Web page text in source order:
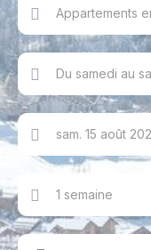
Appartements
Du samedi au
sam. 15 août
1 semaine